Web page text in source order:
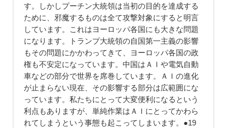
す。しかしプーチン大統領は当初の目的を達成する
ために、邪魔するものは全て攻撃対象にすると明言
しています。これはヨーロッパ各国にも大きな問題
になります。トランプ大統領の自国第一主義の影響
もその問題にかかわってきて、ヨーロッパ各国の政
権も不安定になっています。中国はＡＩや電気自動
車などの部分で世界を席巻しています。ＡＩの進化
が止まらない現在、その影響する部分は広範囲にな
っています。私たちにとって大変便利になるという
利点もありますが、単純作業はＡＩにとってかわら
れてしまうという事態も起こってしまいます。●19